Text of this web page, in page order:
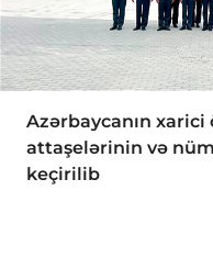
Azərbaycanın
attaşelərinin və
keçirilib